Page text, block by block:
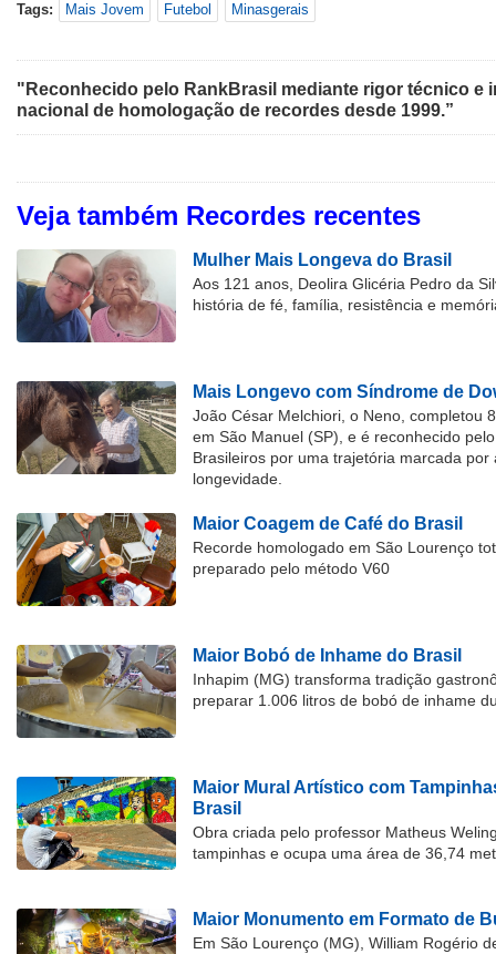
Tags: Mais Jovem Futebol Minasgerais
"Reconhecido pelo RankBrasil mediante rigor técnico e
nacional de homologação de recordes desde 1999.”
Veja também Recordes recentes
Mulher Mais Longeva do Brasil
Aos 121 anos, Deolira Glicéria Pedro da
história de fé, família, resistência e
Mais Longevo com Síndrome de
João César Melchiori, o Neno, completou
em São Manuel (SP), e é reconhecido
Brasileiros por uma trajetória marcada por
longevidade.
Maior Coagem de Café do Brasil
Recorde homologado em São Lourenço
preparado pelo método V60
Maior Bobó de Inhame do Brasil
Inhapim (MG) transforma tradição
preparar 1.006 litros de bobó de inhame
Maior Mural Artístico com
Brasil
Obra criada pelo professor Matheus
tampinhas e ocupa uma área de 36,74
Maior Monumento em Formato de
Em São Lourenço (MG), William Rogério